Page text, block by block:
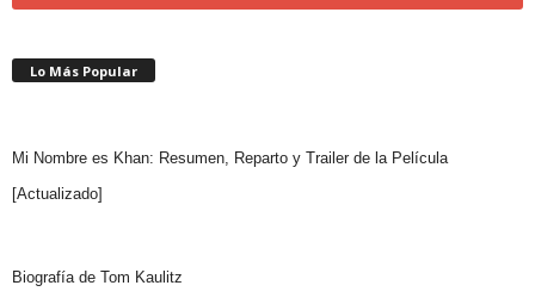
Lo Más Popular
Mi Nombre es Khan: Resumen, Reparto y Trailer de la Película
[Actualizado]
Biografía de Tom Kaulitz